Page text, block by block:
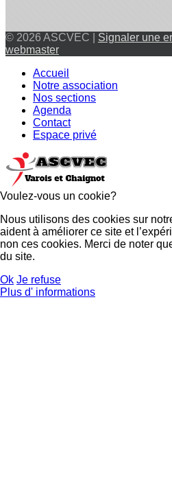
© 2026 ASCVEC | Signaler une
webmaster
Accueil
Notre association
Nos sections
Agenda
Contact
Espace privé
Voulez-vous un cookie?
Nous utilisons des cookies sur
aident à améliorer ce site et
non ces cookies. Merci de noter
du site.
Ok Je refuse
Plus d' informations